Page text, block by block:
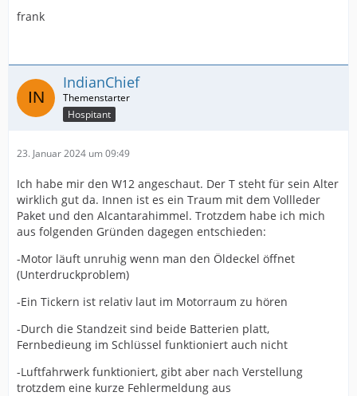
frank
IndianChief
Hospitant
23. Januar 2024 um 09:49
Ich habe mir den W12 angeschaut. Der T steht für sein Alter
wirklich gut da. Innen ist es ein Traum mit dem Vollleder
Paket und den Alcantarahimmel. Trotzdem habe ich mich
aus folgenden Gründen dagegen entschieden:
-Motor läuft unruhig wenn man den Öldeckel öffnet
(Unterdruckproblem)
-Ein Tickern ist relativ laut im Motorraum zu hören
-Durch die Standzeit sind beide Batterien platt,
Fernbedieung im Schlüssel funktioniert auch nicht
-Luftfahrwerk funktioniert, gibt aber nach Verstellung
trotzdem eine kurze Fehlermeldung aus